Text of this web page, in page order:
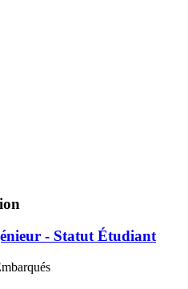
- Statut Étudiant